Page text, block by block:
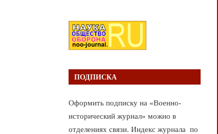
ПОДПИСКА
Оформить подписку на «Военно-
исторический журнал» можно в
отделениях связи. Индекс журнала по